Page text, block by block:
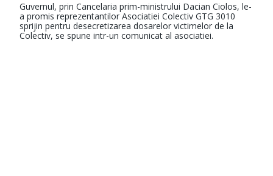
Guvernul, prin Cancelaria prim-ministrului Dacian Ciolos, le-
a promis reprezentantilor Asociatiei Colectiv GTG 3010
sprijin pentru desecretizarea dosarelor victimelor de la
Colectiv, se spune intr-un comunicat al asociatiei.